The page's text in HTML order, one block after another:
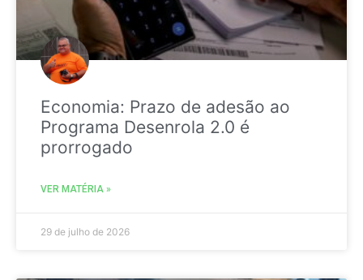
Economia: Prazo de adesão ao
Programa Desenrola 2.0 é
prorrogado
VER MATÉRIA »
29 de julho de 2026